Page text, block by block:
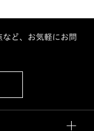
ど、お気軽にお問